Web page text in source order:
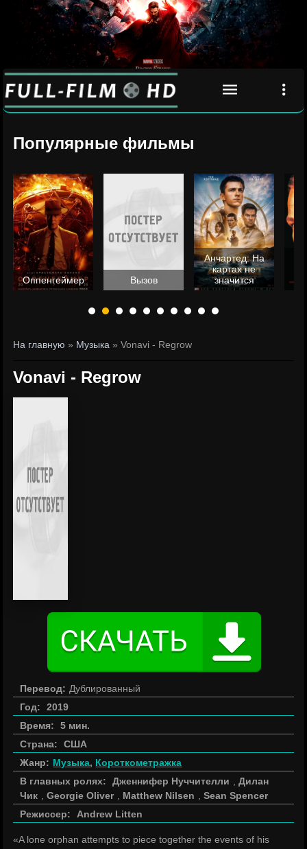
Популярные фильмы
Оппенгеймер Вызов
Анчартед: На
картах не
значится
На главную » Музыка » Vonavi - Regrow
Vonavi - Regrow
Перевод: Дублированный
Год:
2019
Время:
5 мин.
Страна:
США
Жанр: Музыка, Короткометражка
В главных ролях:
Дженнифер Нуччителли ,Дилан
Чик
,Georgie Oliver Matthew Nilsen ,Sean Spencer
Режиссер:
Andrew Litten
«A lone orphan attempts to piece together the events of his